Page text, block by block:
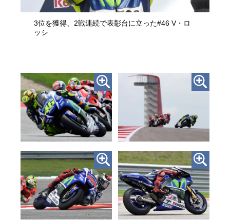
3位を獲得、2戦連続で表彰台に立った#46 V・ロ
ッシ